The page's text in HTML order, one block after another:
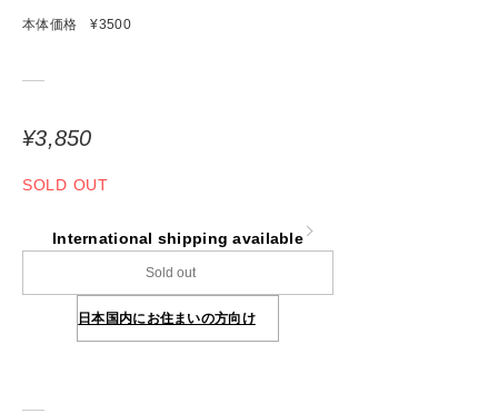
本体価格 ¥3500
¥3,850
SOLD OUT
International shipping available
Sold out
日本国内にお住まいの方向け